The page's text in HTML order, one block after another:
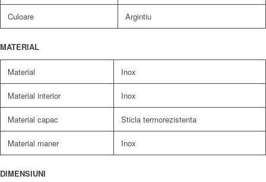
Culoare Argintiu
MATERIAL
Material Inox
Material interior Inox
Material capac Sticla termorezistenta
Material maner Inox
DIMENSIUNI